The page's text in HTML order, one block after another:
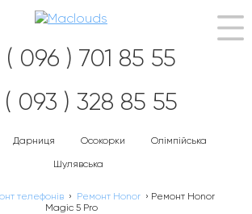
( 096 ) 701 85 55
( 093 ) 328 85 55
Дарниця Осокорки Олімпійська
Шулявська
телефонів › Ремонт Honor › Ремонт Honor
Magic 5 Pro